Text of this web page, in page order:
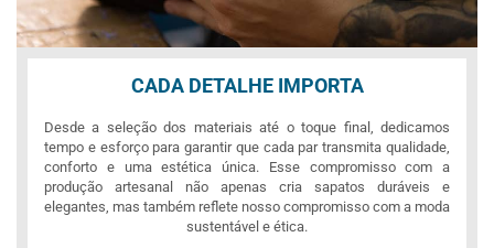
CADA DETALHE IMPORTA
Desde a seleção dos materiais até o toque final, dedicamos
tempo e esforço para garantir que cada par transmita qualidade,
conforto e uma estética única. Esse compromisso com a
produção artesanal não apenas cria sapatos duráveis e
elegantes, mas também reflete nosso compromisso com a moda
sustentável e ética.